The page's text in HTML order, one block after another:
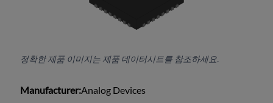
정확한 제품 이미지는 제품 데이터시트를 참조하세요.
Manufacturer:Analog Devices